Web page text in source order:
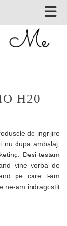
H20
de ingrijire
nu dupa ambalaj,
Desi testam
vine vorba de
pe care l-am
ne-am indragostit